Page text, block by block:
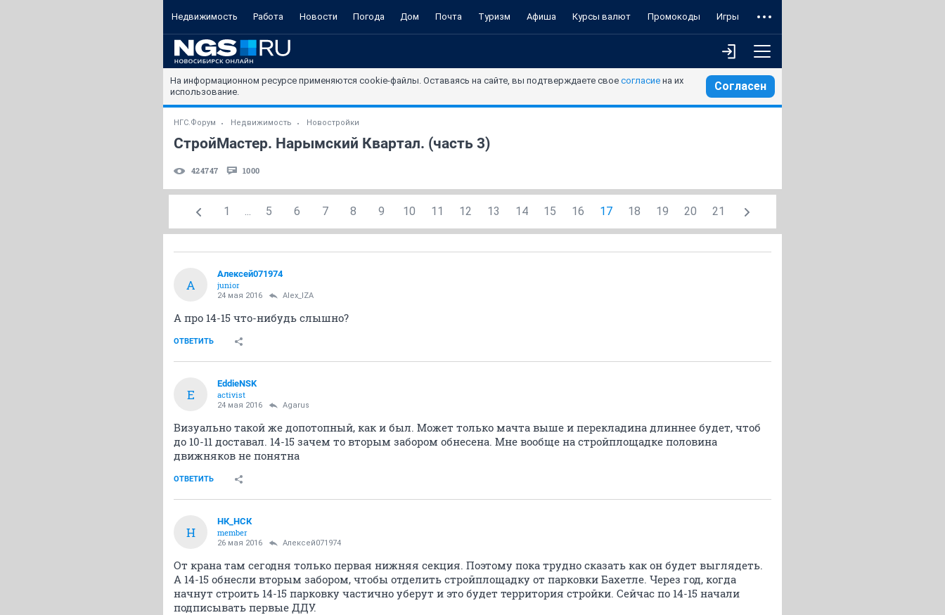
Недвижимость Работа Новости Погода Дом Почта Туризм Афиша Курсы валют Промокоды Игры
На информационном ресурсе применяются cookie-файлы. Оставаясь на сайте, вы подтверждаете свое согласие на их
использование.
Согласен
НГС.Форум Недвижимость Новостройки
СтройМастер. Нарымский Квартал. (часть 3)
424747 1000
1 ... 5 6 7 8 9 10 11 12 13 14 15 16 17 18 19 20 21
А
Алексей071974
junior
24 мая 2016 Alex_IZA
А про 14-15 что-нибудь слышно?
ОТВЕТИТЬ
E
EddieNSK
activist
24 мая 2016 Agarus
Визуально такой же допотопный, как и был. Может только мачта выше и перекладина длиннее будет, чтоб
до 10-11 доставал. 14-15 зачем то вторым забором обнесена. Мне вообще на стройплощадке половина
движняков не понятна
ОТВЕТИТЬ
Н
НК_НСК
member
26 мая 2016 Алексей071974
От крана там сегодня только первая нижняя секция. Поэтому пока трудно сказать как он будет выглядеть.
А 14-15 обнесли вторым забором, чтобы отделить стройплощадку от парковки Бахетле. Через год, когда
начнут строить 14-15 парковку частично уберут и это будет территория стройки. Сейчас по 14-15 начали
подписывать первые ДДУ.